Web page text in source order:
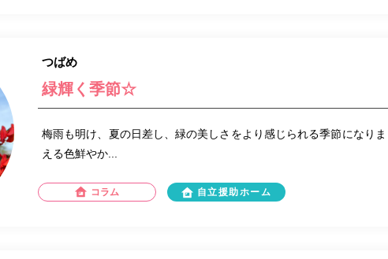
つばめ
緑輝く季節☆
梅雨も明け、夏の日差し、緑の美しさをより感じられる季節になり
える色鮮やか...
コラム 自立援助ホーム